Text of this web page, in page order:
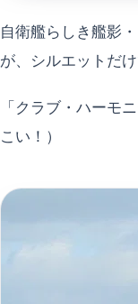
自衛艦らしき艦影
が、シルエットだ
「クラブ・ハーモ
こい！）